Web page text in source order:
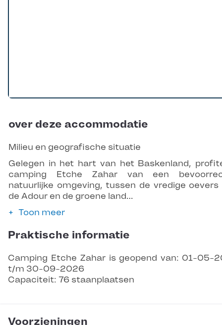
over deze accommodatie
Milieu en geografische situatie
Gelegen in het hart van het Baskenland,
camping Etche Zahar van een
natuurlijke omgeving, tussen de vredige oevers
de Adour en de groene land…
Toon meer
Praktische informatie
Camping Etche Zahar is geopend van: 01-05-
t/m 30-09-2026
Capaciteit: 76 staanplaatsen
Voorzieningen